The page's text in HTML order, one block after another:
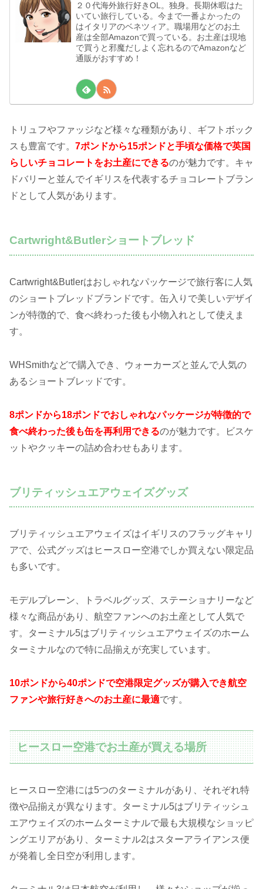
２０代海外旅行好きOL。独身。長期休暇はた
いてい旅行している。今まで一番よかったの
はイタリアのベネツィア。職場用などのお土
産は全部Amazonで買っている。お土産は現地
で買うと邪魔だしよく忘れるのでAmazonなど
通販がおすすめ！
トリュフやファッジなど様々な種類があり、ギフトボック
スも豊富です。 7ポンドから15ポンドと手頃な価格で英国
らしいチョコレートをお土産にできるのが魅力です。キャ
ドバリーと並んでイギリスを代表するチョコレートブラン
ドとして人気があります。
Cartwright&Butlerショートブレッド
Cartwright&Butlerはおしゃれなパッケージで旅行客に人気
のショートブレッドブランドです。缶入りで美しいデザイ
ンが特徴的で、食べ終わった後も小物入れとして使えま
す。
WHSmithなどで購入でき、ウォーカーズと並んで人気の
あるショートブレッドです。
8ポンドから18ポンドでおしゃれなパッケージが特徴的で
食べ終わった後も缶を再利用できるのが魅力です。ビスケ
ットやクッキーの詰め合わせもあります。
ブリティッシュエアウェイズグッズ
ブリティッシュエアウェイズはイギリスのフラッグキャリ
アで、公式グッズはヒースロー空港でしか買えない限定品
も多いです。
モデルプレーン、トラベルグッズ、ステーショナリーなど
様々な商品があり、航空ファンへのお土産として人気で
す。ターミナル5はブリティッシュエアウェイズのホーム
ターミナルなので特に品揃えが充実しています。
10ポンドから40ポンドで空港限定グッズが購入でき航空
ファンや旅行好きへのお土産に最適です。
ヒースロー空港でお土産が買える場所
ヒースロー空港には5つのターミナルがあり、それぞれ特
徴や品揃えが異なります。ターミナル5はブリティッシュ
エアウェイズのホームターミナルで最も大規模なショッピ
ングエリアがあり、ターミナル2はスターアライアンス便
が発着し全日空が利用します。